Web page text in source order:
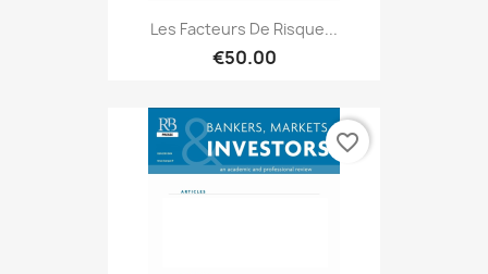
Les Facteurs De Risque...
€50.00
favorite_border